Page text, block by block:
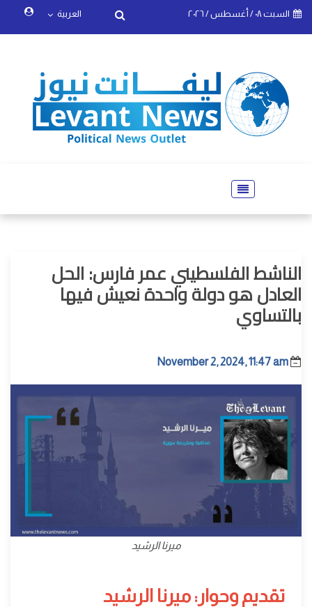
السبت ٠٨ / أغسطس / ٢٠٢٦ العربية
الناشط الفلسطيني عمر فارس: الحل
العادل هو دولة واحدة نعيش فيها
بالتساوي
November 2, 2024, 11:47 am
ميرنا الرشيد
تقديم وحوار: ميرنا الرشيد